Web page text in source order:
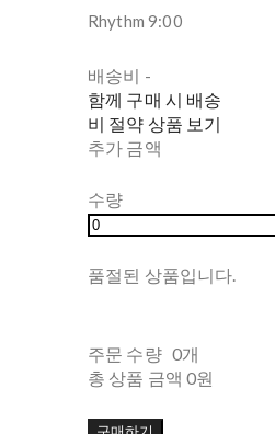
Rhythm 9:00
배송비 -
함께 구매 시 배송
비 절약 상품 보기
추가 금액
수량
품절된 상품입니다.
주문 수량 0개
총 상품 금액 0원
구매하기